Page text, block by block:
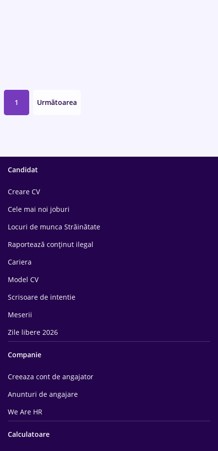
1 Următoarea
Candidat
Creare CV
Cele mai noi joburi
Locuri de munca Străinătate
Raportează conținut ilegal
Cariera
Model CV
Scrisoare de intentie
Meserii
Zile libere 2026
Companie
Creeaza cont de angajator
Anunturi de angajare
We Are HR
Calculatoare